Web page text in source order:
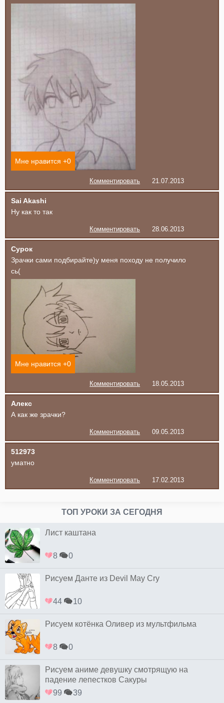
Мне нравится +0
Комментировать 21.07.2013
Sai Akashi
Ну как то так
Комментировать 28.06.2013
Сурок
Зрачки сами подбирайте)у меня походу не получило
сь(
Мне нравится +0
Комментировать 18.05.2013
Алекс
А как же зрачки?
Комментировать 09.05.2013
512973
уматно
Комментировать 17.02.2013
ТОП УРОКИ ЗА СЕГОДНЯ
Лист каштана
8 0
Рисуем Данте из Devil May Cry
44 10
Рисуем котёнка Оливер из мультфильма
8 0
Рисуем аниме девушку смотрящую на
падение лепестков Сакуры
99
39